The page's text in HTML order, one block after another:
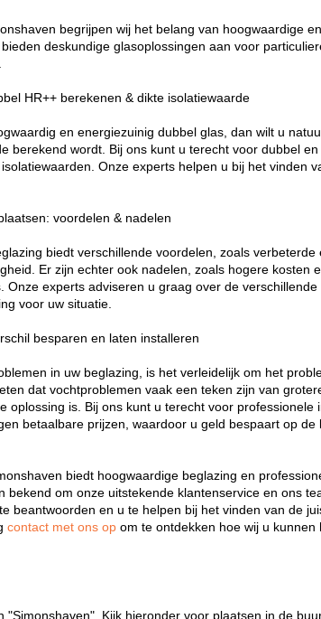
begrijpen wij het belang van hoogwaardige
deskundige glasoplossingen aan voor
HR++ berekenen & dikte isolatiewaarde
en energiezuinig dubbel glas, dan wilt u
berekend wordt. Bij ons kunt u terecht voor dubbel
Onze experts helpen u bij het vinden
voordelen & nadelen
biedt verschillende voordelen, zoals
Er zijn echter ook nadelen, zoals hogere kosten
Onze experts adviseren u graag over de
voor uw situatie.
besparen en laten installeren
in uw beglazing, is het verleidelijk om het
dat vochtproblemen vaak een teken zijn van
oplossing is. Bij ons kunt u terecht voor professionele
betaalbare prijzen, waardoor u geld bespaart op de
biedt hoogwaardige beglazing en
bekend om onze uitstekende klantenservice en ons
beantwoorden en u te helpen bij het vinden van de
contact met ons opom te ontdekken hoe wij u kunnen
"Simonshaven". Kijk hieronder voor plaatsen in de